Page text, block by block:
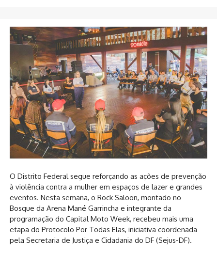
O Distrito Federal segue reforçando as ações de prevenção
à violência contra a mulher em espaços de lazer e grandes
eventos. Nesta semana, o Rock Saloon, montado no
Bosque da Arena Mané Garrincha e integrante da
programação do Capital Moto Week, recebeu mais uma
etapa do Protocolo Por Todas Elas, iniciativa coordenada
pela Secretaria de Justiça e Cidadania do DF (Sejus-DF).